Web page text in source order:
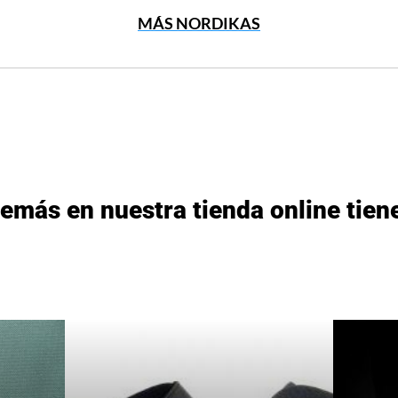
MÁS NORDIKAS
en nuestra tienda online